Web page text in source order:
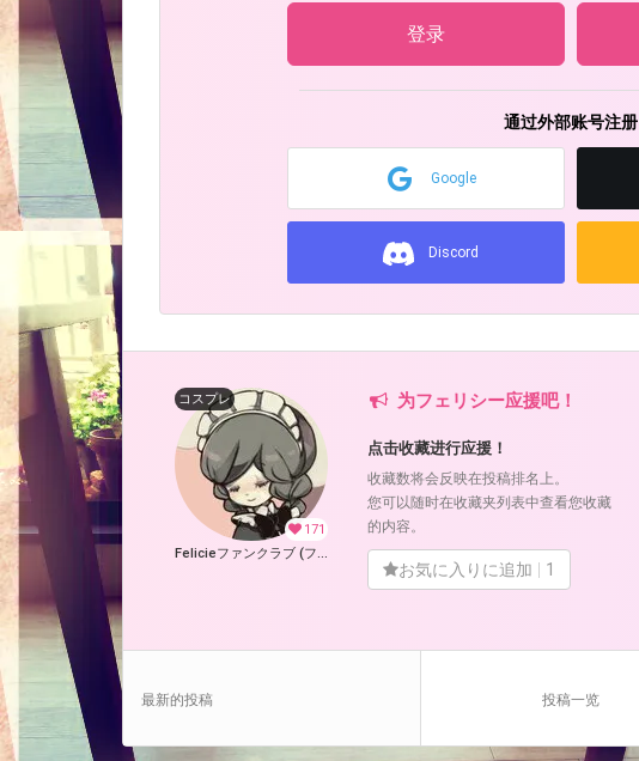
登录
通过外部账号注册
Google
Discord
171
コスプレ
Felicieファンクラブ (フェリシー)
为フェリシー应援吧！
点击收藏进行应援！
收藏数将会反映在投稿排名上。
您可以随时在收藏夹列表中查看您收藏
的内容。
お気に入りに追加 1
最新的投稿 投稿一览